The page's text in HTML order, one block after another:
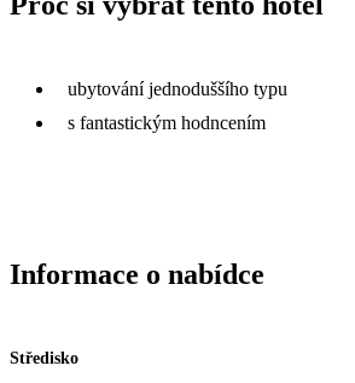
ubytování jednoduššího typu
s fantastickým hodncením
Informace o nabídce
Středisko